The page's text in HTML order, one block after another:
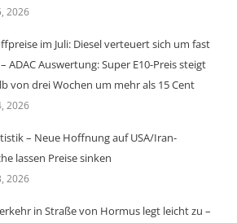
2026
im Juli: Diesel verteuert sich um fast
ADAC Auswertung: Super E10-Preis steigt
von drei Wochen um mehr als 15 Cent
2026
– Neue Hoffnung auf USA/Iran-
lassen Preise sinken
2026
in Straße von Hormus legt leicht zu –